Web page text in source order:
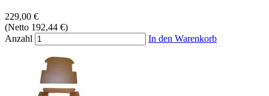
229,00 €
(Netto 192,44 €)
Anzahl
In den Warenkorb